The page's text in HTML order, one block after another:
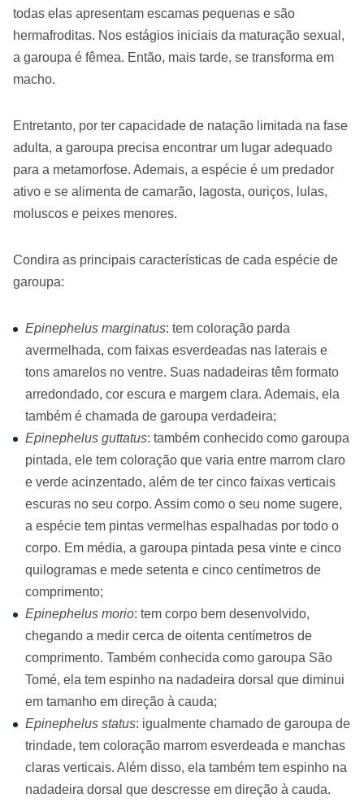
todas elas apresentam escamas pequenas e são
hermafroditas. Nos estágios iniciais da maturação sexual,
a garoupa é fêmea. Então, mais tarde, se transforma em
macho.
Entretanto, por ter capacidade de natação limitada na fase
adulta, a garoupa precisa encontrar um lugar adequado
para a metamorfose. Ademais, a espécie é um predador
ativo e se alimenta de camarão, lagosta, ouriços, lulas,
moluscos e peixes menores.
Condira as principais características de cada espécie de
garoupa:
Epinephelus marginatus: tem coloração parda
avermelhada, com faixas esverdeadas nas laterais e
tons amarelos no ventre. Suas nadadeiras têm formato
arredondado, cor escura e margem clara. Ademais, ela
também é chamada de garoupa verdadeira;
Epinephelus guttatus: também conhecido como garoupa
pintada, ele tem coloração que varia entre marrom claro
e verde acinzentado, além de ter cinco faixas verticais
escuras no seu corpo. Assim como o seu nome sugere,
a espécie tem pintas vermelhas espalhadas por todo o
corpo. Em média, a garoupa pintada pesa vinte e cinco
quilogramas e mede setenta e cinco centímetros de
comprimento;
Epinephelus morio: tem corpo bem desenvolvido,
chegando a medir cerca de oitenta centímetros de
comprimento. Também conhecida como garoupa São
Tomé, ela tem espinho na nadadeira dorsal que diminui
em tamanho em direção à cauda;
Epinephelus status: igualmente chamado de garoupa de
trindade, tem coloração marrom esverdeada e manchas
claras verticais. Além disso, ela também tem espinho na
nadadeira dorsal que descresse em direção à cauda.